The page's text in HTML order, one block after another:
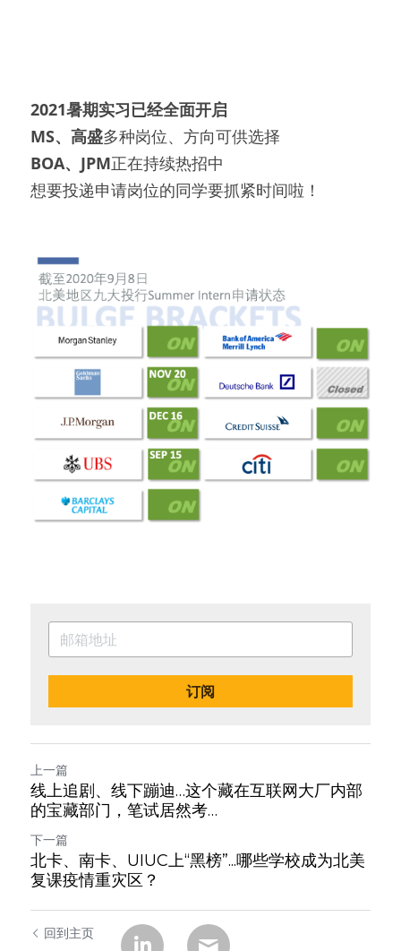
2021暑期实习已经全面开启
MS、高盛多种岗位、方向可供选择
BOA、JPM正在持续热招中
想要投递申请岗位的同学要抓紧时间啦！
订阅
上一篇
线上追剧、线下蹦迪…这个藏在互联网大厂内部
的宝藏部门，笔试居然考…
下一篇
北卡、南卡、UIUC上“黑榜”...哪些学校成为北美
复课疫情重灾区？
回到主页